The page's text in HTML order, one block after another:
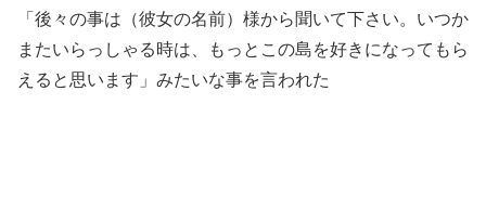
「後々の事は（彼女の名前）様から聞いて下さい。いつか
またいらっしゃる時は、もっとこの島を好きになってもら
えると思います」みたいな事を言われた